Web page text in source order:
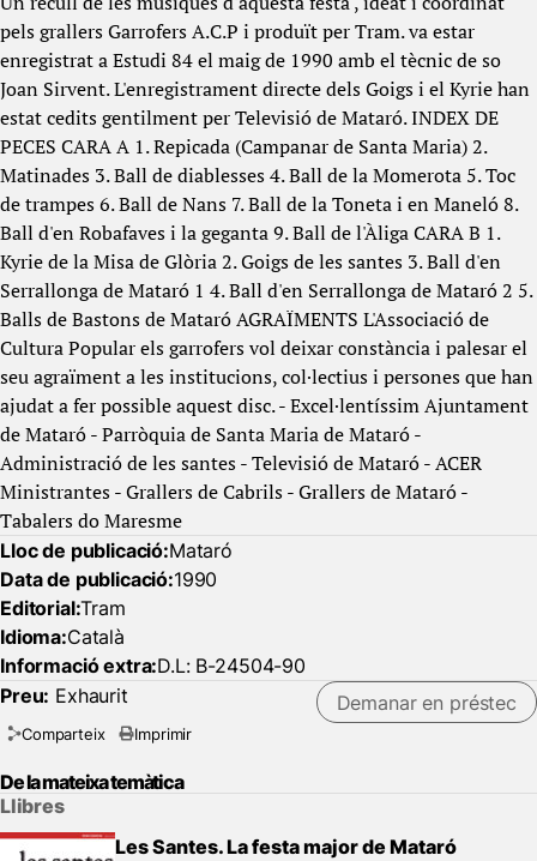
pels grallers Garrofers A.C.P i produït per Tram. va estar
enregistrat a Estudi 84 el maig de 1990 amb el tècnic de so
Joan Sirvent. L'enregistrament directe dels Goigs i el Kyrie han
estat cedits gentilment per Televisió de Mataró. INDEX DE
PECES CARA A 1. Repicada (Campanar de Santa Maria) 2.
Matinades 3. Ball de diablesses 4. Ball de la Momerota 5. Toc
de trampes 6. Ball de Nans 7. Ball de la Toneta i en Maneló 8.
Ball d'en Robafaves i la geganta 9. Ball de l'Àliga CARA B 1.
Kyrie de la Misa de Glòria 2. Goigs de les santes 3. Ball d'en
Serrallonga de Mataró 1 4. Ball d'en Serrallonga de Mataró 2 5.
Balls de Bastons de Mataró AGRAÏMENTS L'Associació de
Cultura Popular els garrofers vol deixar constància i palesar el
seu agraïment a les institucions, col·lectius i persones que han
ajudat a fer possible aquest disc. - Excel·lentíssim Ajuntament
de Mataró - Parròquia de Santa Maria de Mataró -
Administració de les santes - Televisió de Mataró - ACER
Ministrantes - Grallers de Cabrils - Grallers de Mataró -
Tabalers do Maresme
Lloc de publicació:Mataró
Data de publicació:1990
Editorial:Tram
Idioma:Català
Informació extra:D.L: B-24504-90
Preu: Exhaurit Demanar en préstec
Comparteix Imprimir
De la mateixa temàtica
Llibres
Les Santes. La festa major de Mataró